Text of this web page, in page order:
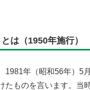
は（1950年施行）
1981年（昭和56年）5
たものを言います。当